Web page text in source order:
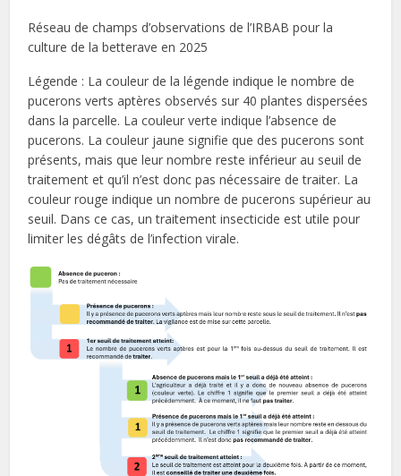
Réseau de champs d’observations de l’IRBAB pour la
culture de la betterave en 2025
Légende : La couleur de la légende indique le nombre de
pucerons verts aptères observés sur 40 plantes dispersées
dans la parcelle. La couleur verte indique l’absence de
pucerons. La couleur jaune signifie que des pucerons sont
présents, mais que leur nombre reste inférieur au seuil de
traitement et qu’il n’est donc pas nécessaire de traiter. La
couleur rouge indique un nombre de pucerons supérieur au
seuil. Dans ce cas, un traitement insecticide est utile pour
limiter les dégâts de l’infection virale.